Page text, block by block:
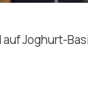
auf Joghurt-